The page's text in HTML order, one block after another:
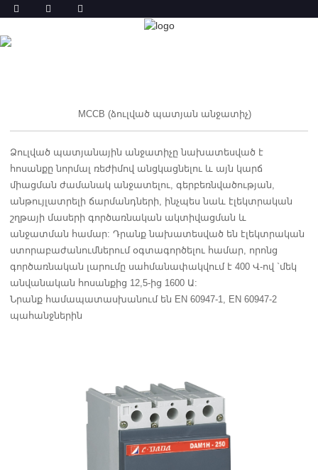
ԱՊՐԱՆՔ
MCCB (ձուլված պատյան անջատիչ)
Ձուլված պատյանային անջատիչը նախատեսված է
հոսանքը նորմալ ռեժիմով անցկացնելու և այն կարճ
միացման ժամանակ անջատելու, գերբեռնվածության,
անթույլատրելի ճարմանդների, ինչպես նաև էլեկտրական
շղթայի մասերի գործառնական ակտիվացման և
անջատման համար: Դրանք նախատեսված են էլեկտրական
ստորաբաժանումներում օգտագործելու համար, որոնց
գործառնական լարումը սահմանափակվում է 400 Վ-ով `մեկ
անվանական հոսանքից 12,5-ից 1600 Ա:
Նրանք համապատասխանում են EN 60947-1, EN 60947-2
պահանջներին